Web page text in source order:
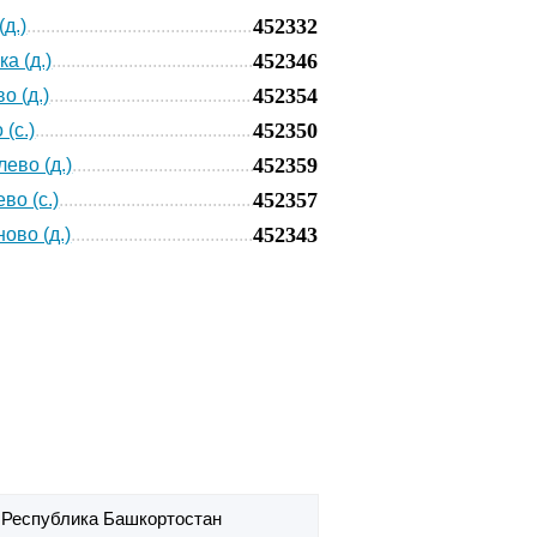
452332
(д.) 452346
(д.) 452354
(с.) 452350
(д.) 452359
(с.) 452357
(д.) 452343
Республика Башкортостан